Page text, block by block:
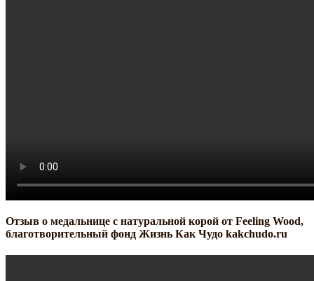
Отзыв о медальнице с натуральной корой от Feeling Wood,
благотворительный фонд Жизнь Как Чудо kakchudo.ru